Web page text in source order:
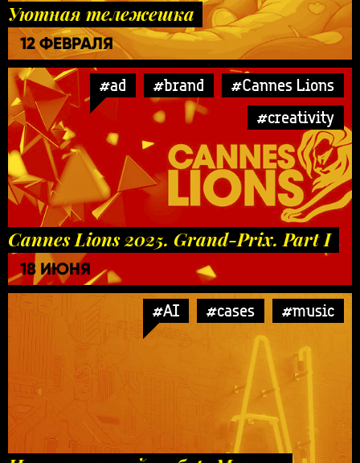
Уютная тележешка
12 ФЕВРАЛЯ
#ad #brand
#Cannes Lions
#creativity
Cannes Lions 2025. Grand-Prix. Part I
18 ИЮНЯ
#AI #cases #music